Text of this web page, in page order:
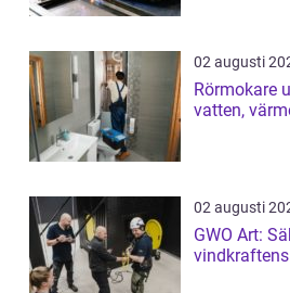
02 augusti
Rörmokare uppsala
vatten,
02 augusti
GWO Art: